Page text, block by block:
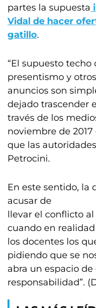
partes la supuesta
Vidal de hacer
gatillo.
“El supuesto techo
presentismo y otros
anuncios son
dejado trascender
través de los
noviembre de
que las
Petrocini.
En este sentido, la
acusar de
llevar el conflicto
cuando en
los docentes los
pidiendo que se
abra un espacio
responsabilidad”.